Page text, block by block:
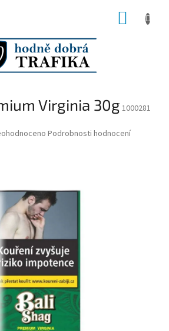
Virginia 30g 1000281
Podrobnosti hodnocení